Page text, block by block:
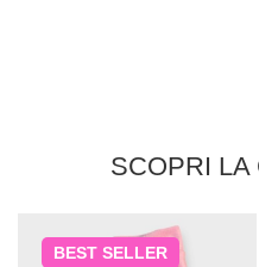
SCOPRI LA
BEST SELLER